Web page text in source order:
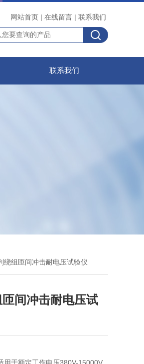
网站首页 | 在线留言 | 联系我们
联系我们
绕组匝间冲击耐电压试验仪
间冲击耐电压试